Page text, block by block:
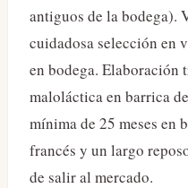
antiguos de la bodega).
cuidadosa selección en
en bodega. Elaboración
maloláctica en barrica
mínima de 25 meses en
francés y un largo
de salir al mercado.